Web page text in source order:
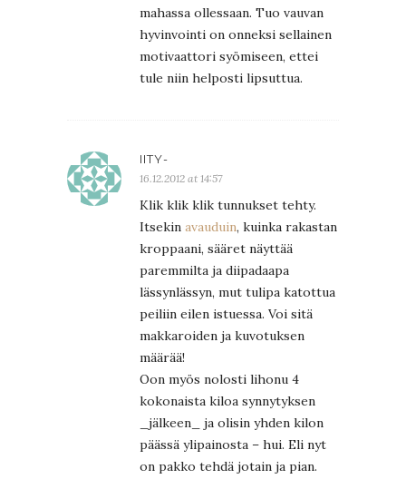
mahassa ollessaan. Tuo vauvan
hyvinvointi on onneksi sellainen
motivaattori syömiseen, ettei
tule niin helposti lipsuttua.
IITY-
16.12.2012 at 14:57
Klik klik klik tunnukset tehty.
Itsekin avauduin, kuinka rakastan
kroppaani, sääret näyttää
paremmilta ja diipadaapa
lässynlässyn, mut tulipa katottua
peiliin eilen istuessa. Voi sitä
makkaroiden ja kuvotuksen
määrää!
Oon myös nolosti lihonu 4
kokonaista kiloa synnytyksen
_jälkeen_ ja olisin yhden kilon
päässä ylipainosta – hui. Eli nyt
on pakko tehdä jotain ja pian.